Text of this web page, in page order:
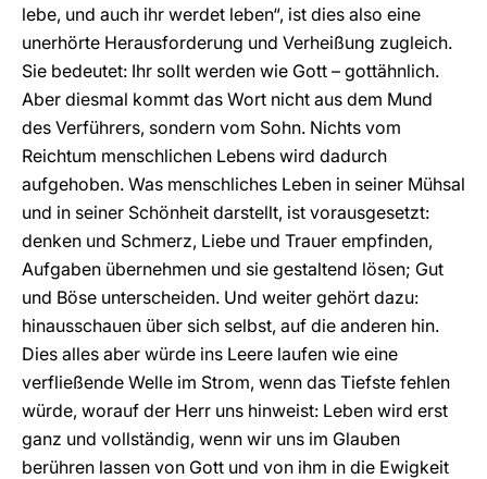
lebe, und auch ihr werdet leben“, ist dies also eine
unerhörte Herausforderung und Verheißung zugleich.
Sie bedeutet: Ihr sollt werden wie Gott – gottähnlich.
Aber diesmal kommt das Wort nicht aus dem Mund
des Verführers, sondern vom Sohn. Nichts vom
Reichtum menschlichen Lebens wird dadurch
aufgehoben. Was menschliches Leben in seiner Mühsal
und in seiner Schönheit darstellt, ist vorausgesetzt:
denken und Schmerz, Liebe und Trauer empfinden,
Aufgaben übernehmen und sie gestaltend lösen; Gut
und Böse unterscheiden. Und weiter gehört dazu:
hinausschauen über sich selbst, auf die anderen hin.
Dies alles aber würde ins Leere laufen wie eine
verfließende Welle im Strom, wenn das Tiefste fehlen
würde, worauf der Herr uns hinweist: Leben wird erst
ganz und vollständig, wenn wir uns im Glauben
berühren lassen von Gott und von ihm in die Ewigkeit